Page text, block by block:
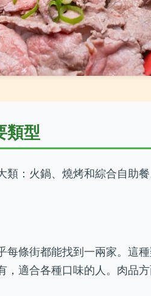
類型
：火鍋、燒烤和綜合自助
每條街都能找到一兩家。這
，適合各種口味的人。肉品